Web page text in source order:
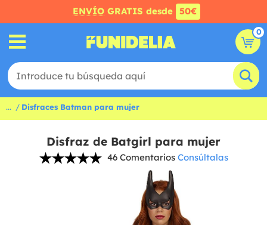
ENVÍO GRATIS desde 50€
0
... Disfraces Batman para mujer
Disfraz de Batgirl para mujer
46 Comentarios Consúltalas